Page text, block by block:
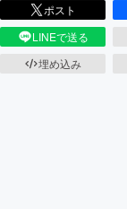
ポスト
LINEで送る
埋め込み